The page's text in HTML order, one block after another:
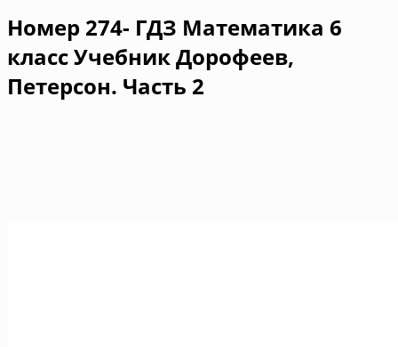
Номер 274- ГДЗ Математика 6
класс Учебник Дорофеев,
Петерсон. Часть 2